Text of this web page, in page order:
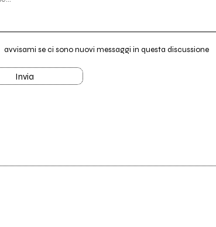
avvisami se ci sono nuovi messaggi in questa discussione
Invia